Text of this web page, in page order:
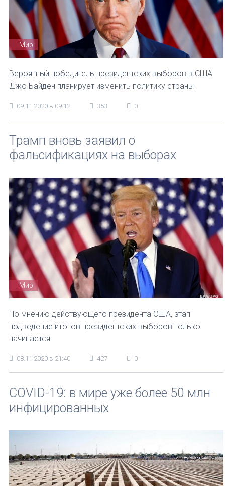
Мир
Вероятный победитель президентских выборов в США
Джо Байден планирует изменить политику страны
09.11.2020 в 09:12 353 0
Трамп вновь заявил о
фальсификациях на выборах
Мир
По мнению действующего президента США, этап
подведение итогов президентских выборов только
начинается.
08.11.2020 в 21:40 427 0
COVID-19: в мире уже более 50 млн
инфицированных